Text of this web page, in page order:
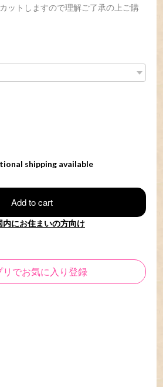
ットしますので理解ご了承の上ご購
shipping available
Add to cart
内にお住まいの方向け
リでお気に入り登録